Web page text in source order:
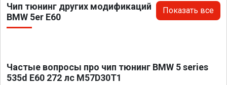
Чип тюнинг других модификаций
BMW 5er E60
Показать все
Частые вопросы про чип тюнинг BMW 5 series
535d E60 272 лс M57D30T1